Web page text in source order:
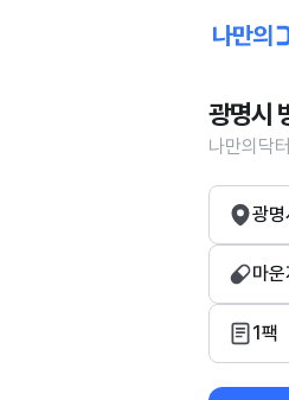
광명시
나만의닥
광명
마
1팩